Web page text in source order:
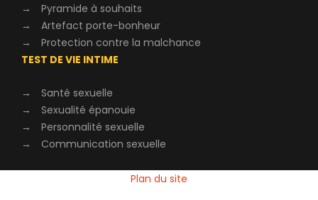
→
Pyramide à souhaits
→
Artefact porte-bonheur
→
Protection contre la malchance
TEST DE VIE INTIME
→
Santé sexuelle
→
Sexualité épanouie
→
Personnalité sexuelle
→
Communication sexuelle
Plan du site